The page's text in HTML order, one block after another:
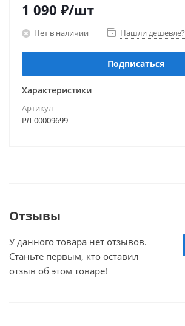
1 090 ₽/шт
Нет в наличии Нашли дешевле?
Подписаться
Характеристики
Артикул
РЛ-00009699
Отзывы
У данного товара нет отзывов.
Станьте первым, кто оставил
отзыв об этом товаре!